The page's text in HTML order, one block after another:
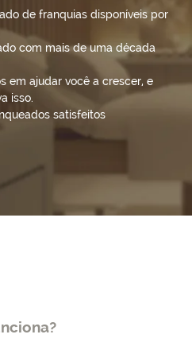
de franquias disponíveis por
com mais de uma década
em ajudar você a crescer, e
isso.
satisfeitos